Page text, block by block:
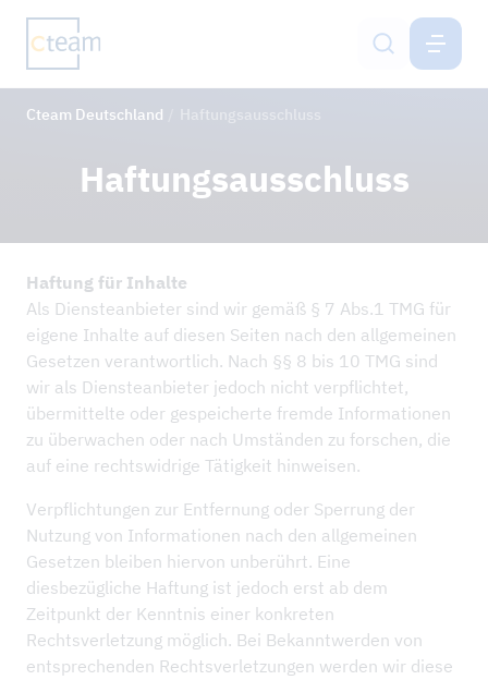
Mobilfunkmastbau
Bodenschutzsysteme
Engineering
Netzservice
Karriere
REFERENZPROJEKTE
UNTERNEHMEN
NACHHALTIGKEIT & IMS
DOWNLOADS
DEUTSCHLAND
Cteam Deutschland
Haftungsausschluss
Haftung für Inhalte
Als Diensteanbieter sind wir gemäß § 7 Abs.1 TMG für
eigene Inhalte auf diesen Seiten nach den allgemeinen
Gesetzen verantwortlich. Nach §§ 8 bis 10 TMG sind
wir als Diensteanbieter jedoch nicht verpflichtet,
übermittelte oder gespeicherte fremde Informationen
zu überwachen oder nach Umständen zu forschen, die
auf eine rechtswidrige Tätigkeit hinweisen.
Verpflichtungen zur Entfernung oder Sperrung der
Nutzung von Informationen nach den allgemeinen
Gesetzen bleiben hiervon unberührt. Eine
diesbezügliche Haftung ist jedoch erst ab dem
Zeitpunkt der Kenntnis einer konkreten
Rechtsverletzung möglich. Bei Bekanntwerden von
entsprechenden Rechtsverletzungen werden wir diese